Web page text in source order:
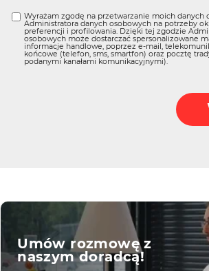
Wyrażam zgodę na przetwarzanie moich danych
Administratora danych osobowych na potrzeby
preferencji i profilowania. Dzięki tej zgodzie
osobowych może dostarczać spersonalizowane
informacje handlowe, poprzez e-mail,
końcowe (telefon, sms, smartfon) oraz pocztę
podanymi kanałami komunikacyjnymi).
Umów rozmowę z
naszym doradcą!